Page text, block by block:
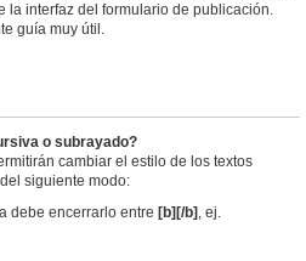
la interfaz del formulario de publicación.
guía muy útil.
o subrayado?
cambiar el estilo de los textos
siguiente modo:
debe encerrarlo entre [b][/b] , ej.